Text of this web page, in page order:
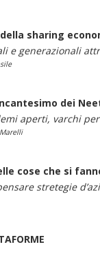
sharing
e generazionali
dei
aperti, varchi
cose che si
stretegie